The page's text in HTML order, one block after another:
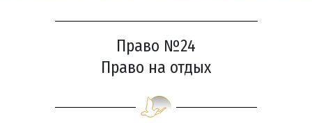
Право №24
Право на отдых